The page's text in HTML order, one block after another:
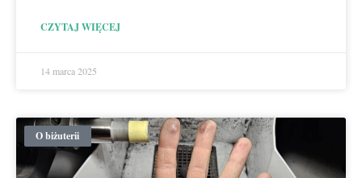
CZYTAJ WIĘCEJ
14 marca 2025
O biżuterii